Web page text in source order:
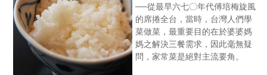
照相簿
影音區
創意出版服務
──從最早六七〇年代傅培梅旋風
的席捲全台，當時，台灣人們學
菜做菜，最重要目的在於婆婆媽
媽之解決三餐需求，因此毫無疑
問，家常菜是絕對主流要角。